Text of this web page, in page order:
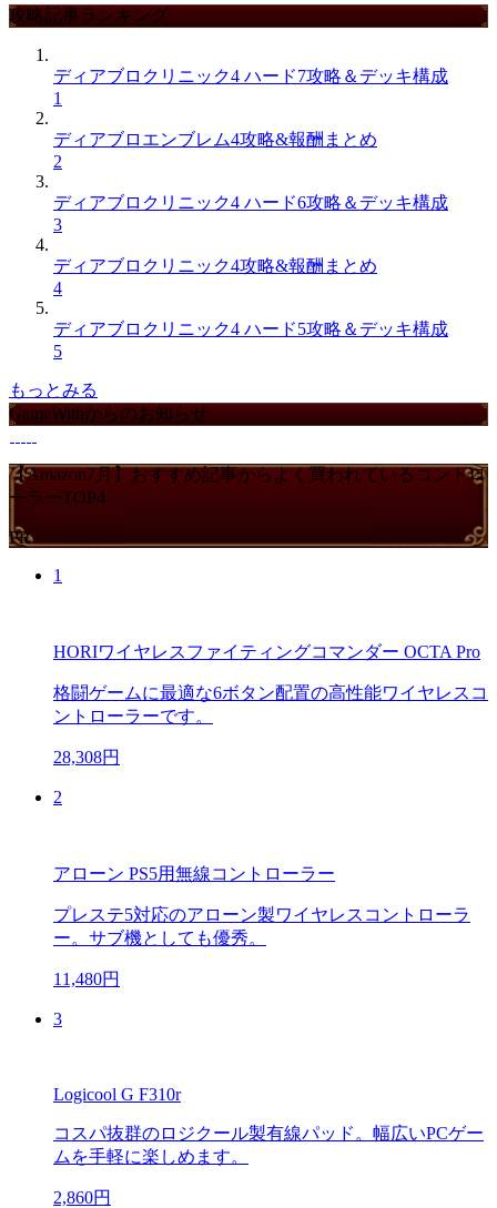
攻略記事ランキング
ディアブロクリニック4 ハード7攻略＆デッキ構成
1
ディアブロエンブレム4攻略&報酬まとめ
2
ディアブロクリニック4 ハード6攻略＆デッキ構成
3
ディアブロクリニック4攻略&報酬まとめ
4
ディアブロクリニック4 ハード5攻略＆デッキ構成
5
もっとみる
GameWithからのお知らせ
【Amazon7月】おすすめ記事からよく買われているコントロ
ーラーTOP4
PR
1
HORIワイヤレスファイティングコマンダー OCTA Pro
格闘ゲームに最適な6ボタン配置の高性能ワイヤレスコ
ントローラーです。
28,308円
2
アローン PS5用無線コントローラー
プレステ5対応のアローン製ワイヤレスコントローラ
ー。サブ機としても優秀。
11,480円
3
Logicool G F310r
コスパ抜群のロジクール製有線パッド。幅広いPCゲー
ムを手軽に楽しめます。
2,860円